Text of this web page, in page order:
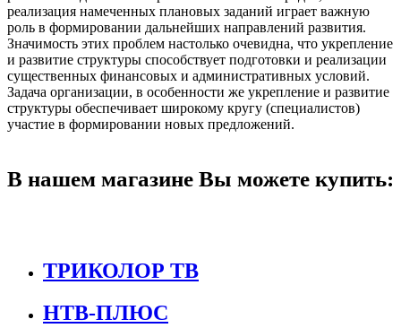
реализация намеченных плановых заданий играет важную
роль в формировании дальнейших направлений развития.
Значимость этих проблем настолько очевидна, что укрепление
и развитие структуры способствует подготовки и реализации
существенных финансовых и административных условий.
Задача организации, в особенности же укрепление и развитие
структуры обеспечивает широкому кругу (специалистов)
участие в формировании новых предложений.
В нашем магазине Вы можете купить:
ТРИКОЛОР ТВ
НТВ-ПЛЮС